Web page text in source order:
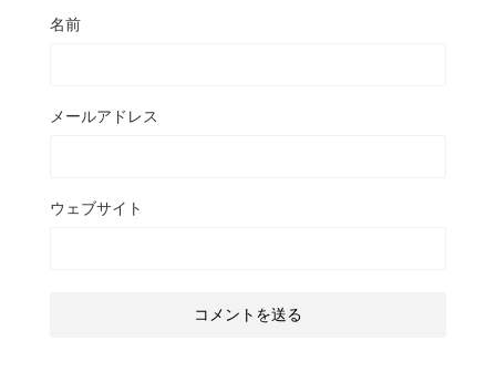
名前
メールアドレス
ウェブサイト